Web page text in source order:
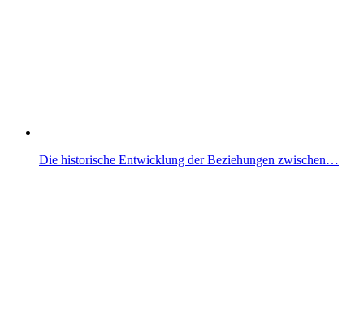
Die historische Entwicklung der Beziehungen zwischen…